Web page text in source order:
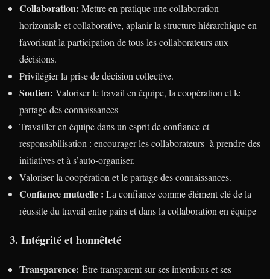
Collaboration: Mettre en pratique une collaboration
horizontale et collaborative, aplanir la structure hiérarchique en
favorisant la participation de tous les collaborateurs aux
décisions.
Privilégier la prise de décision collective.
Soutien: Valoriser le travail en équipe, la coopération et le
partage des connaissances
Travailler en équipe dans un esprit de confiance et
responsabilisation : encourager les collaborateurs à prendre des
initiatives et à s’auto-organiser.
Valoriser la coopération et le partage des connaissances.
Confiance mutuelle : La confiance comme élément clé de la
réussite du travail entre pairs et dans la collaboration en équipe
3. Intégrité et honnêteté
Transparence: Être transparent sur ses intentions et ses